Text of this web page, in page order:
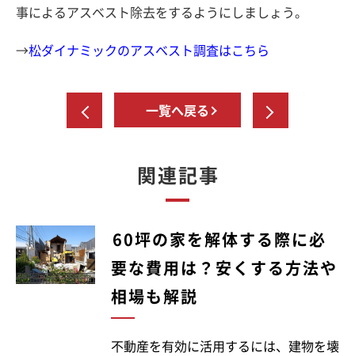
事によるアスベスト除去をするようにしましょう。
→松ダイナミックのアスベスト調査はこちら
一覧へ戻る
関連記事
60坪の家を解体する際に必
要な費用は？安くする方法や
相場も解説
不動産を有効に活用するには、建物を壊